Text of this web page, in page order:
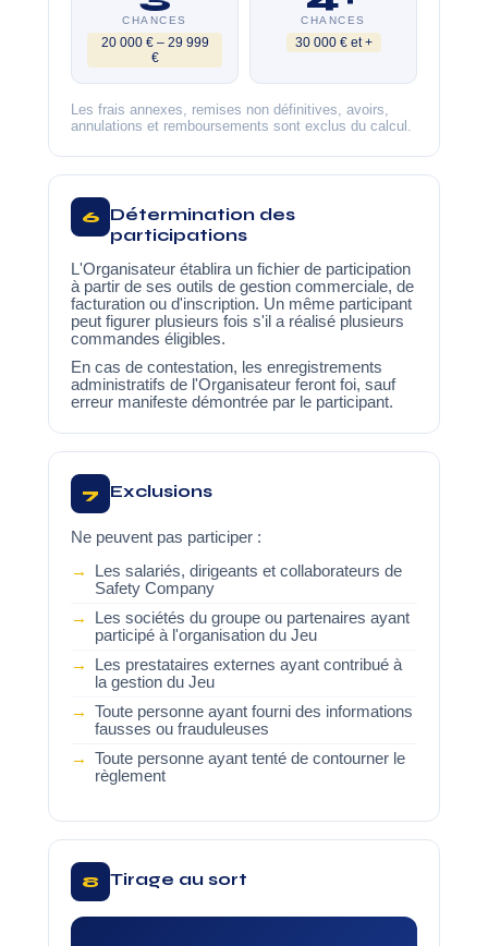
CHANCES
20 000 € – 29 999
€
CHANCES
30 000 € et +
Les frais annexes, remises non définitives, avoirs,
annulations et remboursements sont exclus du calcul.
6
Détermination des
participations
L'Organisateur établira un fichier de participation
à partir de ses outils de gestion commerciale, de
facturation ou d'inscription. Un même participant
peut figurer plusieurs fois s'il a réalisé plusieurs
commandes éligibles.
En cas de contestation, les enregistrements
administratifs de l'Organisateur feront foi, sauf
erreur manifeste démontrée par le participant.
7 Exclusions
Ne peuvent pas participer :
Les salariés, dirigeants et collaborateurs de
Safety Company
Les sociétés du groupe ou partenaires ayant
participé à l'organisation du Jeu
Les prestataires externes ayant contribué à
la gestion du Jeu
Toute personne ayant fourni des informations
fausses ou frauduleuses
Toute personne ayant tenté de contourner le
règlement
8 Tirage au sort